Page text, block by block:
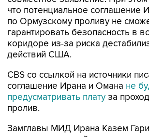
что потенциальное соглашение
по Ормузскому проливу не
гарантировать безопасность в
коридоре из-за риска
действий США.
CBS со ссылкой на источники
соглашение Ирана и Омана не
предусматривать плату за
пролив.
Замглавы МИД Ирана Казем